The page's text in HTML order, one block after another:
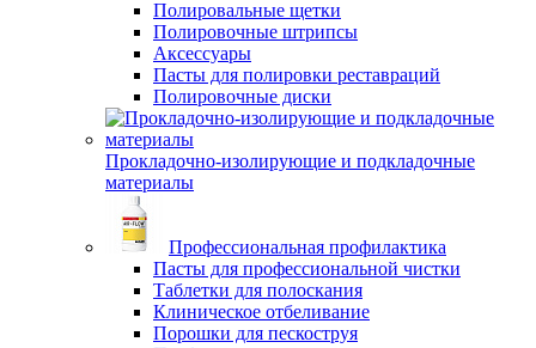
Полировальные щетки
Полировочные штрипсы
Аксессуары
Пасты для полировки реставраций
Полировочные диски
Прокладочно-изолирующие и подкладочные
материалы
Профессиональная профилактика
Пасты для профессиональной чистки
Таблетки для полоскания
Клиническое отбеливание
Порошки для пескоструя